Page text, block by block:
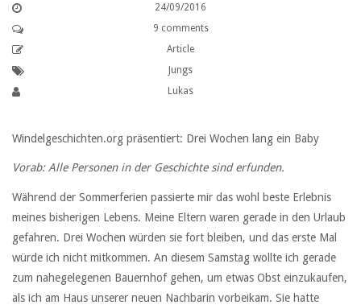
24/09/2016
9 comments
Article
Jungs
Lukas
Windelgeschichten.org präsentiert: Drei Wochen lang ein Baby
Vorab: Alle Personen in der Geschichte sind erfunden.
Während der Sommerferien passierte mir das wohl beste Erlebnis
meines bisherigen Lebens. Meine Eltern waren gerade in den Urlaub
gefahren. Drei Wochen würden sie fort bleiben, und das erste Mal
würde ich nicht mitkommen. An diesem Samstag wollte ich gerade
zum nahegelegenen Bauernhof gehen, um etwas Obst einzukaufen,
als ich am Haus unserer neuen Nachbarin vorbeikam. Sie hatte